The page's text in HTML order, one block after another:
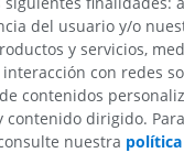
del usuario y/o
y servicios,
con redes
contenidos
contenido dirigido.
nuestra